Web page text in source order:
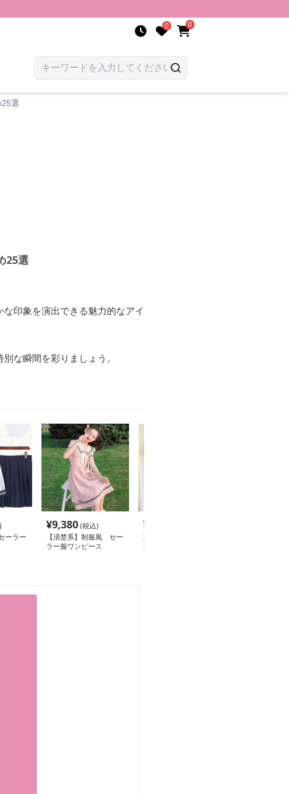
0 0
選
25選
印象を演出できる魅力的なアイ
な瞬間を彩りましょう。
ーラー
¥9,380(税込)
【清楚系】制服風 セー
ラー服ワンピース
¥
王道デザインのブラック
セーラー服セット